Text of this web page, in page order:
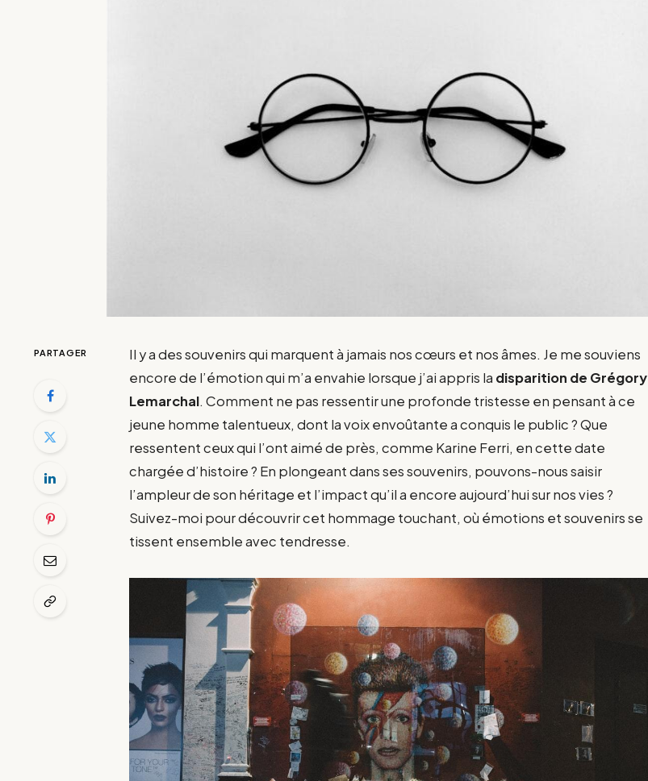
PARTAGER
Il y a des souvenirs qui marquent à jamais nos cœurs et nos âmes. Je me souviens
encore de l’émotion qui m’a envahie lorsque j’ai appris la disparition de Grégory
Lemarchal. Comment ne pas ressentir une profonde tristesse en pensant à ce
jeune homme talentueux, dont la voix envoûtante a conquis le public ? Que
ressentent ceux qui l’ont aimé de près, comme Karine Ferri, en cette date
chargée d’histoire ? En plongeant dans ses souvenirs, pouvons-nous saisir
l’ampleur de son héritage et l’impact qu’il a encore aujourd’hui sur nos vies ?
Suivez-moi pour découvrir cet hommage touchant, où émotions et souvenirs se
tissent ensemble avec tendresse.